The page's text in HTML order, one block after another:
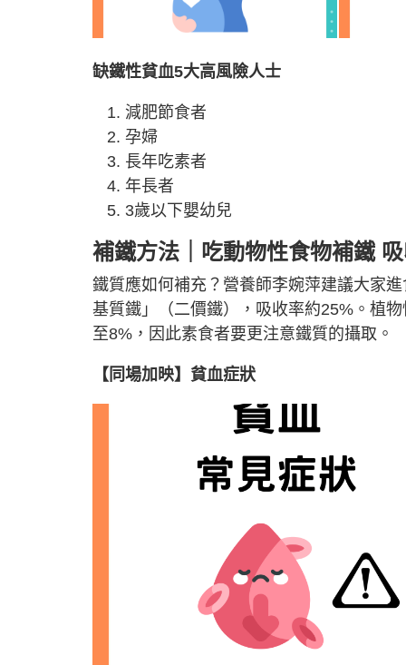
缺鐵性貧血5大高風險人士
減肥節食者
孕婦
長年吃素者
年長者
3歲以下嬰幼兒
補鐵方法｜吃動物性食物補鐵
鐵質應如何補充？營養師李婉萍建議大家
基質鐵」（二價鐵），吸收率約25%。植
至8%，因此素食者要更注意鐵質的攝取。
【同場加映】貧血症狀